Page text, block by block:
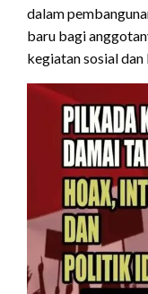
dalam
baru bagi
kegiatan sosial